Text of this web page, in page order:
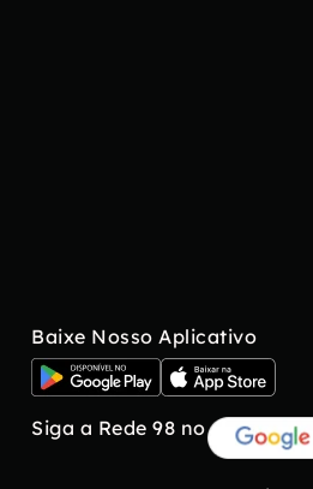
Baixe Nosso Aplicativo
Siga a Rede 98 no